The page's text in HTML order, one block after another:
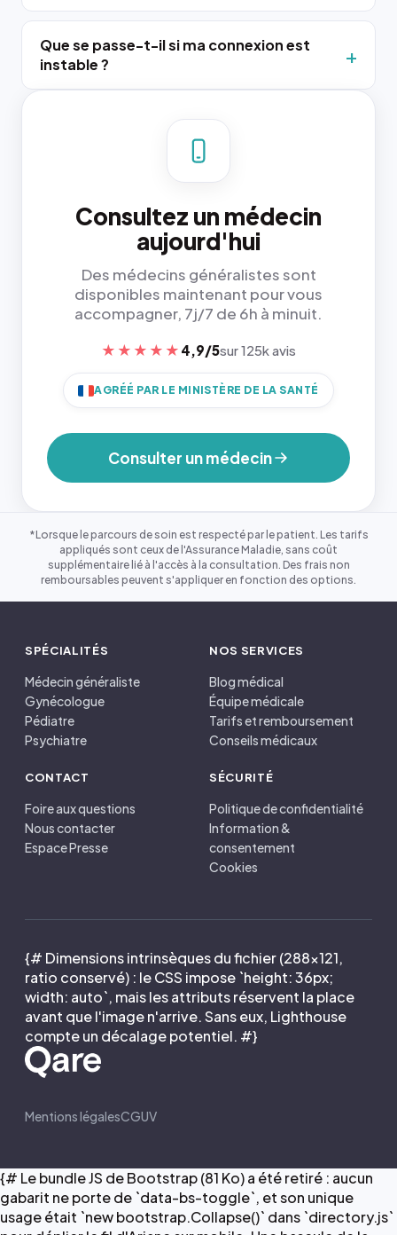
Que se passe-t-il si ma connexion est
instable ?
Consultez un médecin
aujourd'hui
Des médecins généralistes sont
disponibles maintenant pour vous
accompagner, 7j/7 de 6h à minuit.
★★★★★ 4,9/5sur 125k avis
AGRÉÉ PAR LE MINISTÈRE DE LA SANTÉ
Consulter un médecin
*Lorsque le parcours de soin est respecté par le patient. Les tarifs
appliqués sont ceux de l'Assurance Maladie, sans coût
supplémentaire lié à l'accès à la consultation. Des frais non
remboursables peuvent s'appliquer en fonction des options.
SPÉCIALITÉS
Médecin généraliste
Gynécologue
Pédiatre
Psychiatre
NOS SERVICES
Blog médical
Équipe médicale
Tarifs et remboursement
Conseils médicaux
CONTACT
Foire aux questions
Nous contacter
Espace Presse
SÉCURITÉ
Politique de confidentialité
Information &
consentement
Cookies
{# Dimensions intrinsèques du fichier (288×121,
ratio conservé) : le CSS impose `height: 36px;
width: auto`, mais les attributs réservent la place
avant que l'image n'arrive. Sans eux, Lighthouse
compte un décalage potentiel. #}
Mentions légalesCGUV
{# Le bundle JS de Bootstrap (81 Ko) a été retiré : aucun
gabarit ne porte de `data-bs-toggle`, et son unique
usage était `new bootstrap.Collapse()` dans `directory.js`